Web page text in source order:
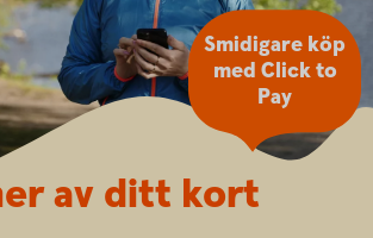
Smidigare köp
med Click to
Pay
av ditt kort